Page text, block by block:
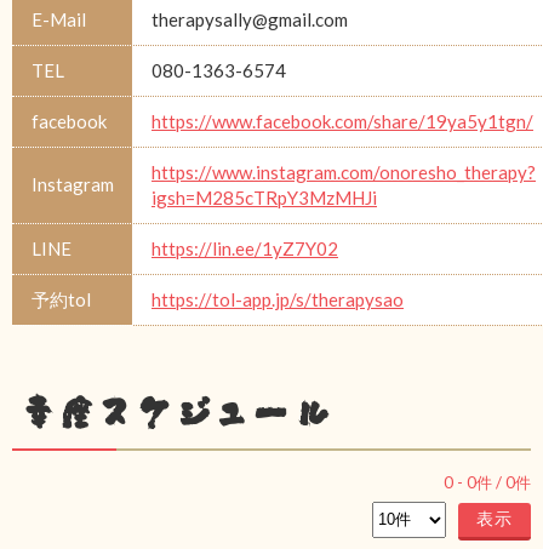
E-Mail therapysally@gmail.com
TEL 080-1363-6574
facebook https://www.facebook.com/share/19ya5y1tgn/
Instagram
https://www.instagram.com/onoresho_therapy?
igsh=M285cTRpY3MzMHJi
LINE https://lin.ee/1yZ7Y02
予約tol https://tol-app.jp/s/therapysao
幸座スケジュール
0 - 0件 /0件